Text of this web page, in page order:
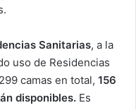
Sanitarias, a la
uso de Residencias
camas en total, 156
disponibles. Es